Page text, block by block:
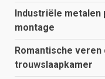
Industriële
montage
Romantische
trouwslaapkamer